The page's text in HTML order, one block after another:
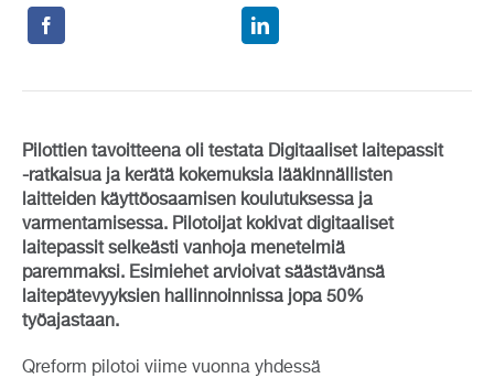
Pilottien tavoitteena oli testata Digitaaliset laitepassit
-ratkaisua ja kerätä kokemuksia lääkinnällisten
laitteiden käyttöosaamisen koulutuksessa ja
varmentamisessa. Pilotoijat kokivat digitaaliset
laitepassit selkeästi vanhoja menetelmiä
paremmaksi. Esimiehet arvioivat säästävänsä
laitepätevyyksien hallinnoinnissa jopa 50%
työajastaan.
Qreform pilotoi viime vuonna yhdessä